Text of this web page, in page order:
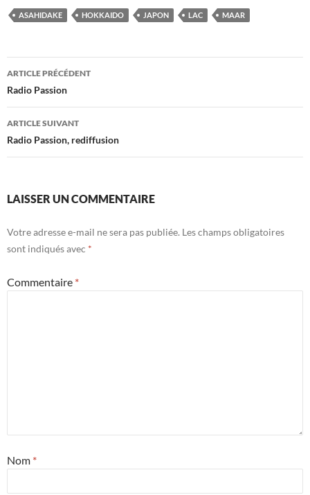
ASAHIDAKE HOKKAIDO JAPON LAC MAAR
Navigation
des
articles
ARTICLE PRÉCÉDENT
Radio Passion
ARTICLE SUIVANT
Radio Passion, rediffusion
LAISSER UN COMMENTAIRE
Votre adresse e-mail ne sera pas publiée. Les champs obligatoires
sont indiqués avec *
Commentaire *
Nom *